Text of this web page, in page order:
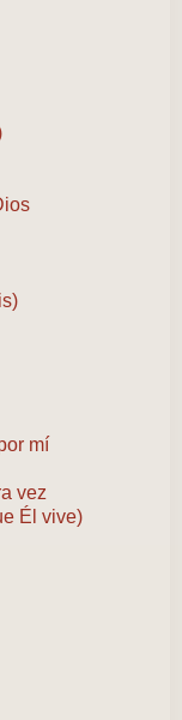
mí
vez
Él vive)